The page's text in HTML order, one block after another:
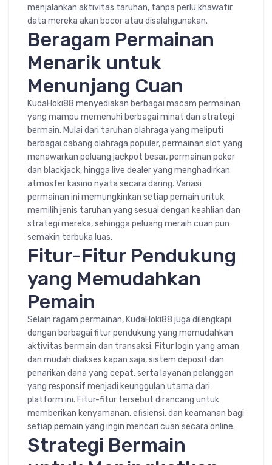
menjalankan aktivitas taruhan, tanpa perlu khawatir
data mereka akan bocor atau disalahgunakan.
Beragam Permainan
Menarik untuk
Menunjang Cuan
KudaHoki88 menyediakan berbagai macam permainan
yang mampu memenuhi berbagai minat dan strategi
bermain. Mulai dari taruhan olahraga yang meliputi
berbagai cabang olahraga populer, permainan slot yang
menawarkan peluang jackpot besar, permainan poker
dan blackjack, hingga live dealer yang menghadirkan
atmosfer kasino nyata secara daring. Variasi
permainan ini memungkinkan setiap pemain untuk
memilih jenis taruhan yang sesuai dengan keahlian dan
strategi mereka, sehingga peluang meraih cuan pun
semakin terbuka luas.
Fitur-Fitur Pendukung
yang Memudahkan
Pemain
Selain ragam permainan, KudaHoki88 juga dilengkapi
dengan berbagai fitur pendukung yang memudahkan
aktivitas bermain dan transaksi. Fitur login yang aman
dan mudah diakses kapan saja, sistem deposit dan
penarikan dana yang cepat, serta layanan pelanggan
yang responsif menjadi keunggulan utama dari
platform ini. Fitur-fitur tersebut dirancang untuk
memberikan kenyamanan, efisiensi, dan keamanan bagi
setiap pemain yang ingin mencari cuan secara online.
Strategi Bermain